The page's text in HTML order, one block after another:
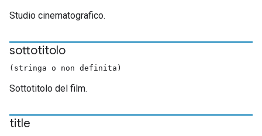
Studio cinematografico.
sottotitolo
(stringa o non definita)
Sottotitolo del film.
title